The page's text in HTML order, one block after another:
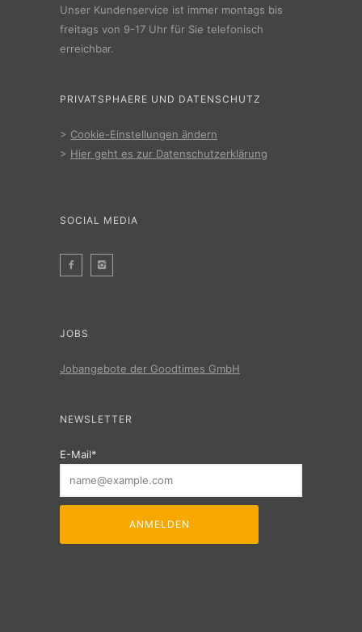
Unser Kundenservice ist immer montags bis
freitags von 9-17 Uhr für Sie telefonisch
erreichbar.
PRIVATSPHAERE UND DATENSCHUTZ
> Cookie-Einstellungen ändern
> Hier geht es zur Datenschutzerklärung
SOCIAL MEDIA
JOBS
Jobangebote der Goodtimes GmbH
NEWSLETTER
E-Mail*
ANMELDEN